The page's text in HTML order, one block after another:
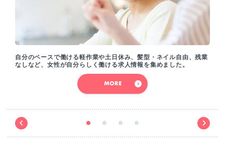
自分のペースで働ける軽作業や土日休み、髪型・ネイル自由、残業
なしなど、女性が自分らしく働ける求人情報を集めました。
MORE